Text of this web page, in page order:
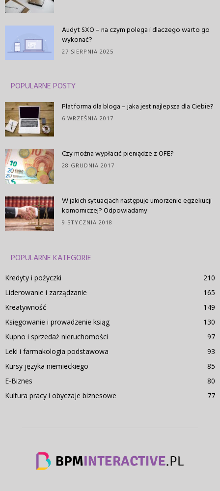
Audyt SXO – na czym polega i dlaczego warto go
wykonać?
27 SIERPNIA 2025
POPULARNE POSTY
Platforma dla bloga – jaka jest najlepsza dla Ciebie?
6 WRZEŚNIA 2017
Czy można wypłacić pieniądze z OFE?
28 GRUDNIA 2017
W jakich sytuacjach następuje umorzenie egzekucji
komorniczej? Odpowiadamy
9 STYCZNIA 2018
POPULARNE KATEGORIE
Kredyty i pożyczki
210
Liderowanie i zarządzanie
165
Kreatywność
149
Księgowanie i prowadzenie ksiąg
130
Kupno i sprzedaż nieruchomości
97
Leki i farmakologia podstawowa
93
Kursy języka niemieckiego
85
E-Biznes
80
Kultura pracy i obyczaje biznesowe
77